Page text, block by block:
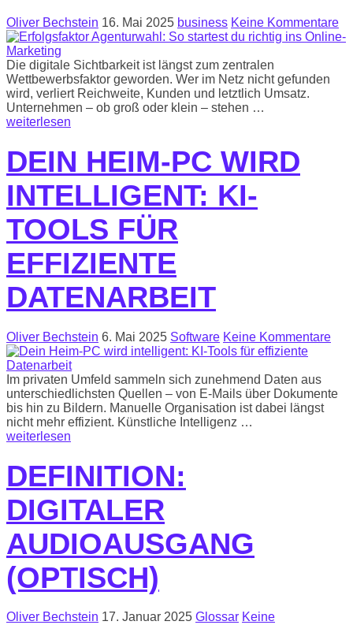
Oliver Bechstein 16. Mai 2025 business Keine Kommentare
Die digitale Sichtbarkeit ist längst zum zentralen
Wettbewerbsfaktor geworden. Wer im Netz nicht gefunden
wird, verliert Reichweite, Kunden und letztlich Umsatz.
Unternehmen – ob groß oder klein – stehen …
weiterlesen
DEIN HEIM-PC WIRD
INTELLIGENT: KI-
TOOLS FÜR
EFFIZIENTE
DATENARBEIT
Oliver Bechstein 6. Mai 2025 Software Keine Kommentare
Im privaten Umfeld sammeln sich zunehmend Daten aus
unterschiedlichsten Quellen – von E-Mails über Dokumente
bis hin zu Bildern. Manuelle Organisation ist dabei längst
nicht mehr effizient. Künstliche Intelligenz …
weiterlesen
DEFINITION:
DIGITALER
AUDIOAUSGANG
(OPTISCH)
Oliver Bechstein 17. Januar 2025 Glossar Keine